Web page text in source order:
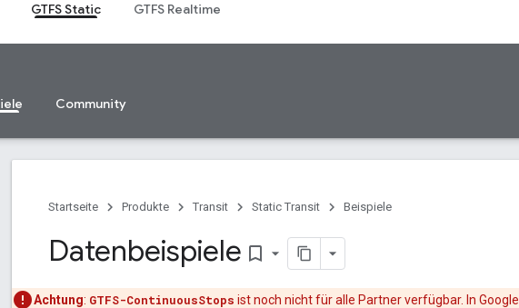
GTFS Static GTFS Realtime
Community
Startseite Produkte Transit Static Transit Beispiele
Datenbeispiele bookmark_border
Achtung: GTFS-ContinuousStops ist noch nicht für alle Partner verfügbar. In